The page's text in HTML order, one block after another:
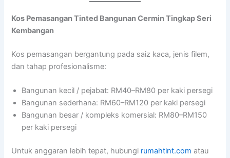
Kos Pemasangan Tinted Bangunan Cermin Tingkap Seri
Kembangan
Kos pemasangan bergantung pada saiz kaca, jenis filem,
dan tahap profesionalisme:
Bangunan kecil / pejabat: RM40–RM80 per kaki persegi
Bangunan sederhana: RM60–RM120 per kaki persegi
Bangunan besar / kompleks komersial: RM80–RM150
per kaki persegi
Untuk anggaran lebih tepat, hubungi rumahtint.com atau